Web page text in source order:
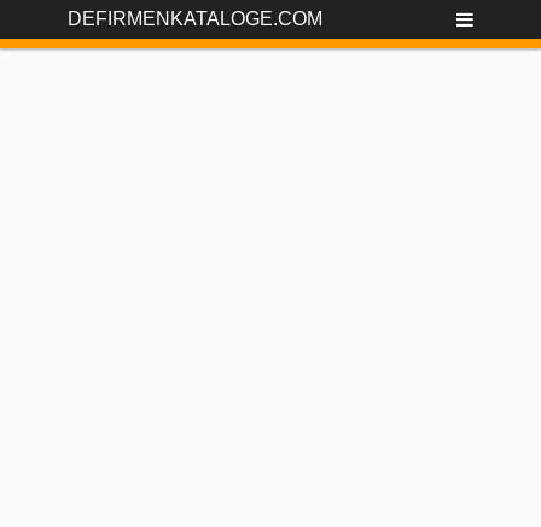
DEFIRMENKATALOGE.COM